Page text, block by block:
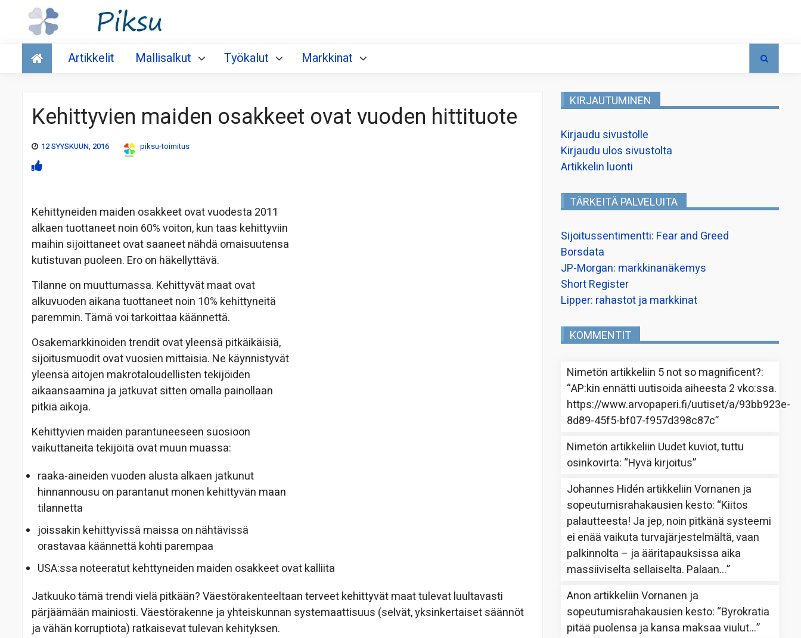
Talous
Artikkelit Mallisalkut Työkalut Markkinat
Kehittyvien maiden osakkeet ovat vuoden hittituote
12 SYYSKUUN, 2016 piksu-toimitus
Kehittyneiden maiden osakkeet ovat vuodesta 2011
alkaen tuottaneet noin 60% voiton, kun taas kehittyviin
maihin sijoittaneet ovat saaneet nähdä omaisuutensa
kutistuvan puoleen. Ero on häkellyttävä.
Tilanne on muuttumassa. Kehittyvät maat ovat
alkuvuoden aikana tuottaneet noin 10% kehittyneitä
paremmin. Tämä voi tarkoittaa käännettä.
Osakemarkkinoiden trendit ovat yleensä pitkäikäisiä,
sijoitusmuodit ovat vuosien mittaisia. Ne käynnistyvät
yleensä aitojen makrotaloudellisten tekijöiden
aikaansaamina ja jatkuvat sitten omalla painollaan
pitkiä aikoja.
Kehittyvien maiden parantuneeseen suosioon
vaikuttaneita tekijöitä ovat muun muassa:
raaka-aineiden vuoden alusta alkaen jatkunut
hinnannousu on parantanut monen kehittyvän maan
tilannetta
joissakin kehittyvissä maissa on nähtävissä
orastavaa käännettä kohti parempaa
USA:ssa noteeratut kehttyneiden maiden osakkeet ovat kalliita
Jatkuuko tämä trendi vielä pitkään? Väestörakenteeltaan terveet kehittyvät maat tulevat luultavasti
pärjäämään mainiosti. Väestörakenne ja yhteiskunnan systemaattisuus (selvät, yksinkertaiset säännöt
ja vähän korruptiota) ratkaisevat tulevan kehityksen.
KIRJAUTUMINEN
Kirjaudu sivustolle
Kirjaudu ulos sivustolta
Artikkelin luonti
TÄRKEITÄ PALVELUITA
Sijoitussentimentti: Fear and Greed
Borsdata
JP-Morgan: markkinanäkemys
Short Register
Lipper: rahastot ja markkinat
KOMMENTIT
Nimetön artikkeliin 5 not so magnificent?:
“AP:kin ennätti uutisoida aiheesta 2 vko:ssa.
https://www.arvopaperi.fi/uutiset/a/93bb923e-
8d89-45f5-bf07-f957d398c87c”
Nimetön artikkeliin Uudet kuviot, tuttu
osinkovirta: “Hyvä kirjoitus”
Johannes Hidén artikkeliinVornanen ja
sopeutumisrahakausien kesto: “Kiitos
palautteesta! Ja jep, noin pitkänä systeemi
ei enää vaikuta turvajärjestelmältä, vaan
palkinnolta – ja ääritapauksissa aika
massiiviselta sellaiselta. Palaan…”
Anon artikkeliinVornanen ja
sopeutumisrahakausien kesto: “Byrokratia
pitää puolensa ja kansa maksaa viulut…”